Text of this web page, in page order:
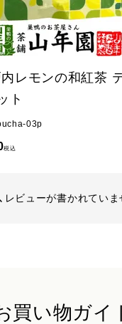
レモンの和紅茶
ト
03p
税込
レビューが書かれていま
買い物ガイ